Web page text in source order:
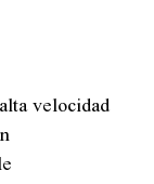
velocidad